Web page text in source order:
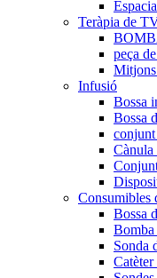
Teràpia de
peça
Mitjons
Infusió
Bossa
Bossa
Cànula
Consumibles
Bossa
Sonda
Catèter